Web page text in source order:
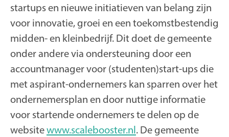
startups en nieuwe initiatieven van belang zijn
voor innovatie, groei en een toekomstbestendig
midden- en kleinbedrijf. Dit doet de gemeente
onder andere via ondersteuning door een
accountmanager voor (studenten)start-ups die
met aspirant-ondernemers kan sparren over het
ondernemersplan en door nuttige informatie
voor startende ondernemers te delen op de
websitewww.scalebooster.nl. De gemeente